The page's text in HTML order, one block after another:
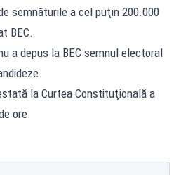
semnăturile a cel puţin 200.000
BEC.
a depus la BEC semnul electoral
la Curtea Constituţională a
ore.